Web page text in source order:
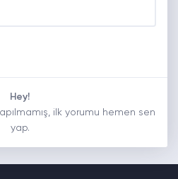
Hey!
ilk yorumu hemen sen
yap.